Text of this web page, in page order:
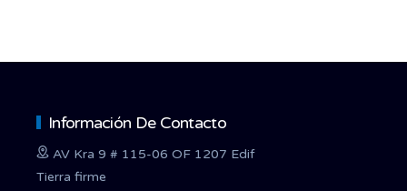
Información De Contacto
AV Kra 9 # 115-06 OF 1207 Edif
Tierra firme